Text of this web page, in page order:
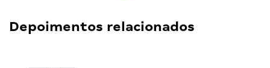
Depoimentos relacionados